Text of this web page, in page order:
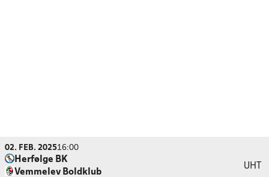
02. FEB. 202516:00
Herfølge BK
Vemmelev Boldklub
UHT